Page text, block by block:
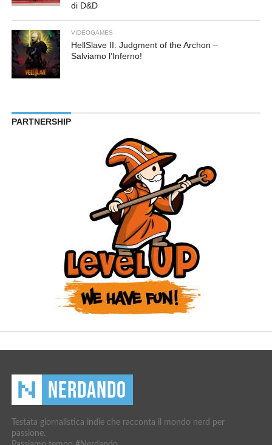
di D&D
VIDEOGAMES
HellSlave II: Judgment of the Archon –
Salviamo l’Inferno!
PARTNERSHIP
Testata giornalistica indie che racconta il mondo nerd per
passione.